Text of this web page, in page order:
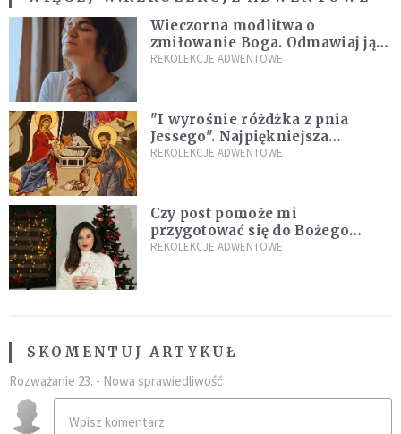
Wieczorna modlitwa o
zmiłowanie Boga. Odmawiaj ją,
gdy jest ci w życiu źle
REKOLEKCJE ADWENTOWE
"I wyrośnie różdżka z pnia
Jessego". Najpiękniejsza
zapowiedź Mesjasza w Piśmie
REKOLEKCJE ADWENTOWE
Czy post pomoże mi
przygotować się do Bożego
Narodzenia? Jezuita: to zależy
REKOLEKCJE ADWENTOWE
SKOMENTUJ ARTYKUŁ
Rozważanie 23. - Nowa sprawiedliwość